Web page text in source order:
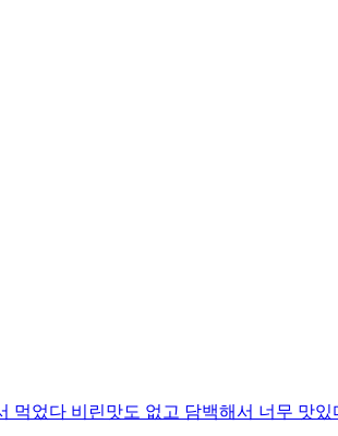
먹었다 비린맛도 없고 담백해서 너무 맛있